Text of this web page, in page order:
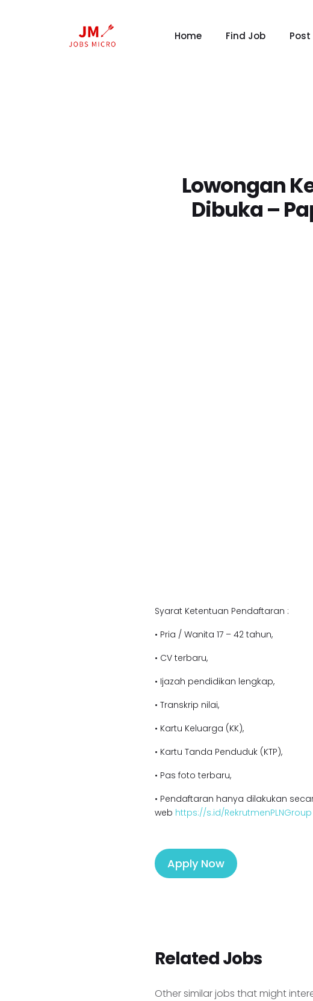
Home Find Job
Lowongan
Dibuka –
Syarat Ketentuan Pendaftaran :
• Pria / Wanita 17 – 42 tahun,
• CV terbaru,
• Ijazah pendidikan lengkap,
• Transkrip nilai,
• Kartu Keluarga (KK),
• Kartu Tanda Penduduk (KTP),
• Pas foto terbaru,
• Pendaftaran hanya dilakukan
web https://s.id/RekrutmenPLNGroup
Apply Now
Related Jobs
Other similar jobs that might